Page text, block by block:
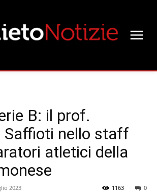
B: il prof.
Saffioti nello staff
atletici della
2023 0
1163